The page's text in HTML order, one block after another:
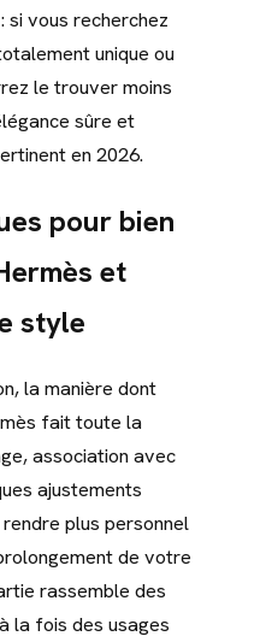
si vous recherchez
unique ou
le trouver moins
sûre et
en 2026.
pour bien
et
style
la manière dont
fait toute la
association avec
ajustements
plus personnel
de votre
rassemble des
la fois des usages